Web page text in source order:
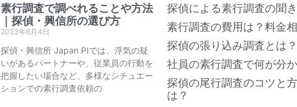
素行調査で調べれることや方法
｜探偵・興信所の選び方
2023年6月4日
探偵・興信所 Japan PIでは、浮気の疑
いがあるパートナーや、従業員の行動を
把握したい場合など、多様なシチュエー
ションでの素行調査依頼の
探偵による素行調査の聞
素行調査の費用は？料金
探偵の張り込み調査とは
社員の素行調査で何が分
探偵の尾行調査のコツと
は？